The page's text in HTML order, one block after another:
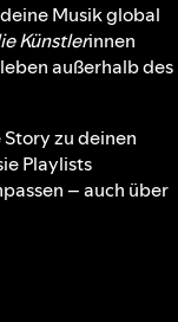
Musik global
Künstlerinnen
außerhalb des
zu deinen
Playlists
– auch über